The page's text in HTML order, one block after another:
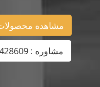
مشاهده
مشاوره : 02128428609